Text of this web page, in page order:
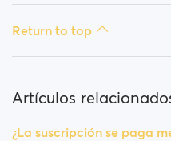
Return to top
Artículos
¿La suscripción se paga